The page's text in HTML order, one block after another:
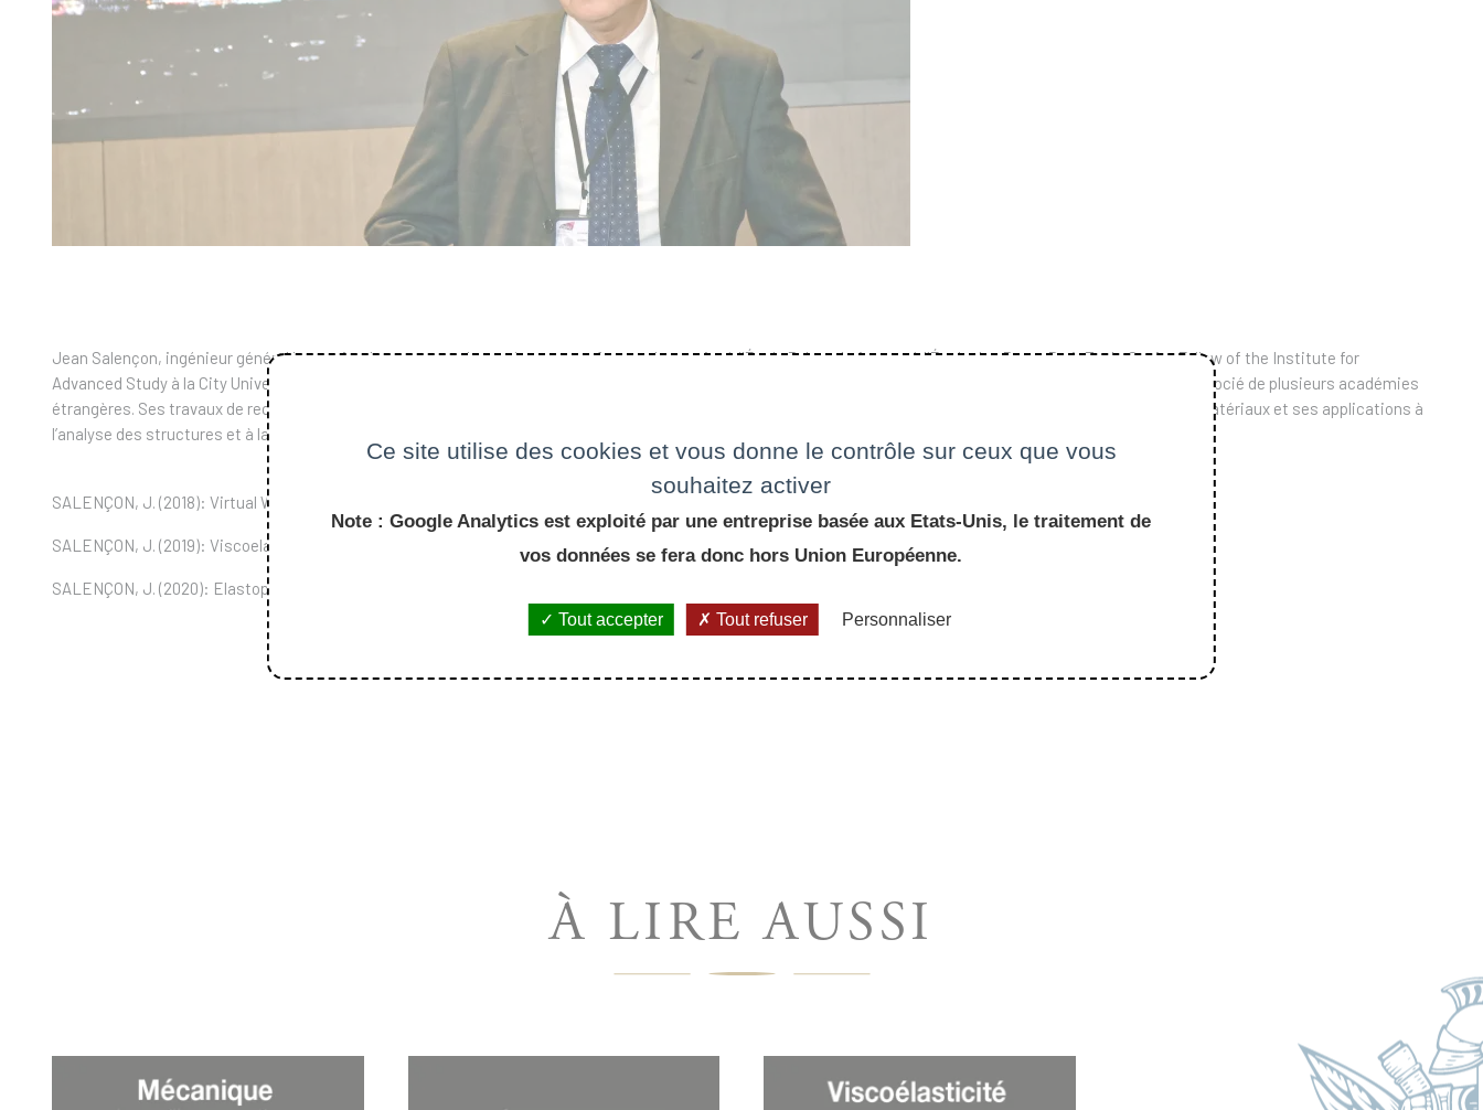
Jean Salençon, ingénieur général honoraire des ponts et chaussées, est professeur honoraire à l’École Polytechnique et à l’École des Ponts ParisTech, Senior Fellow of the Institute for
Advanced Study à la City University de Hong Kong, membre de l’Académie des sciences, de l’Académie des technologies et de Academia Europaea, et membre associé de plusieurs académies
étrangères. Ses travaux de recherche ont été consacrés à la mécanique des milieux continus, avec un intérêt particulier pour le comportement anélastique des matériaux et ses applications à
l’analyse des structures et à la mécanique des sols. Jean Salençon est l’auteur de plus de 230 publications, dont de nombreux ouvrages en français et en anglais.
SALENÇON, J. (2018): Virtual Work Approach to Mechanical Modeling. ISTE - Wiley, Wiley online library, February 2018, 362 pages.
SALENÇON, J. (2019): Viscoelastic Modeling for Structural Analysis. ISTE - Wiley, Wiley online library, April 2019, 202 pages.
SALENÇON, J. (2020): Elastoplastic Modeling. ISTE - Wiley, Wiley online library, June 2020, 272 pages.
À LIRE AUSSI
Ce site utilise des cookies et vous donne le contrôle sur ceux que vous
souhaitez activer
Note : Google Analytics est exploité par une entreprise basée aux Etats-Unis, le traitement de
vos données se fera donc hors Union Européenne.
Tout accepter Tout refuser Personnaliser